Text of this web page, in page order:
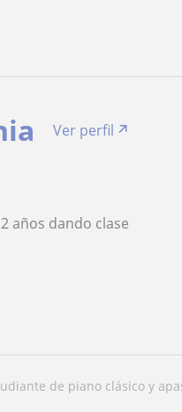
Ver perfil
2 años dando clase
de piano clásico y